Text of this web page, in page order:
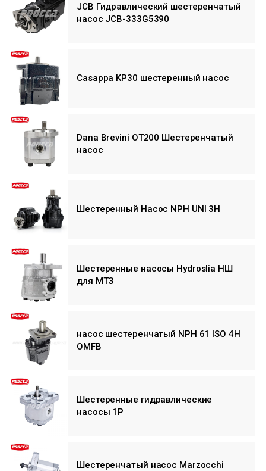
JCB Гидравлический шестеренчатый
насос JCB-333G5390
Casappa KP30 шестеренный насос
Dana Brevini OT200 Шестеренчатый
насос
Шестеренный Насос NPH UNI 3H
Шестеренные насосы Hydroslia НШ
для МТЗ
насос шестеренчатый NPH 61 ISO 4H
OMFB
Шестеренные гидравлические
насосы 1P
Шестеренчатый насос Marzocchi